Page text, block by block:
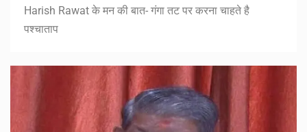
Harish Rawat के मन की बात- गंगा तट पर करना चाहते है
पश्चाताप